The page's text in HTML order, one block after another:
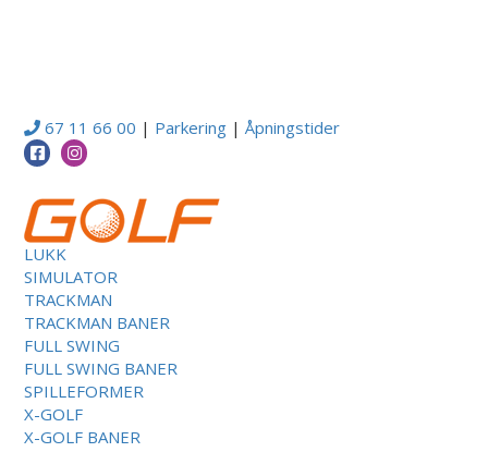
67 11 66 00 | Parkering |Åpningstider
LUKK
SIMULATOR
TRACKMAN
TRACKMAN BANER
FULL SWING
FULL SWING BANER
SPILLEFORMER
X-GOLF
X-GOLF BANER